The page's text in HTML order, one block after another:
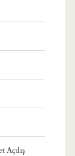
Açılış